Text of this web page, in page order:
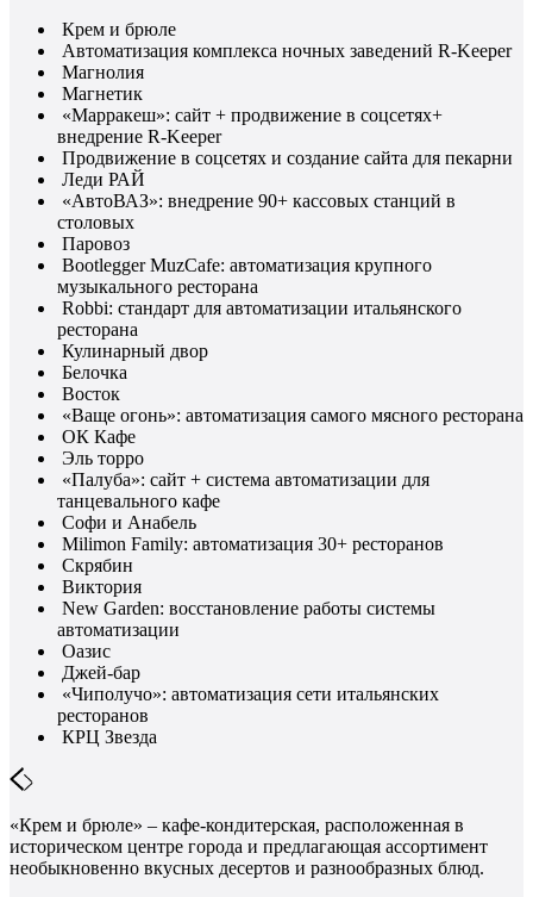
Крем и брюле
Автоматизация комплекса ночных заведений R-Keeper
Магнолия
Магнетик
«Марракеш»: сайт + продвижение в соцсетях+
внедрение R-Keeper
Продвижение в соцсетях и создание сайта для пекарни
Леди РАЙ
«АвтоВАЗ»: внедрение 90+ кассовых станций в
столовых
Паровоз
Bootlegger MuzCafe: автоматизация крупного
музыкального ресторана
Robbi: стандарт для автоматизации итальянского
ресторана
Кулинарный двор
Белочка
Восток
«Ваще огонь»: автоматизация самого мясного ресторана
ОК Кафе
Эль торро
«Палуба»: сайт + система автоматизации для
танцевального кафе
Софи и Анабель
Milimon Family: автоматизация 30+ ресторанов
Скрябин
Виктория
New Garden: восстановление работы системы
автоматизации
Оазис
Джей-бар
«Чиполучо»: автоматизация сети итальянских
ресторанов
КРЦ Звезда
«Крем и брюле» – кафе-кондитерская, расположенная в
историческом центре города и предлагающая ассортимент
необыкновенно вкусных десертов и разнообразных блюд.